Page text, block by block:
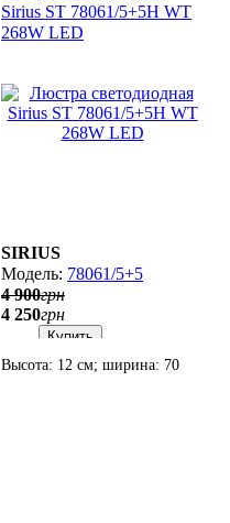
Sirius ST 78061/5+5H WT
268W LED
SIRIUS
78061/5+5
4 900грн
4 250грн
Купить
Высота: 12 см; ширина: 70